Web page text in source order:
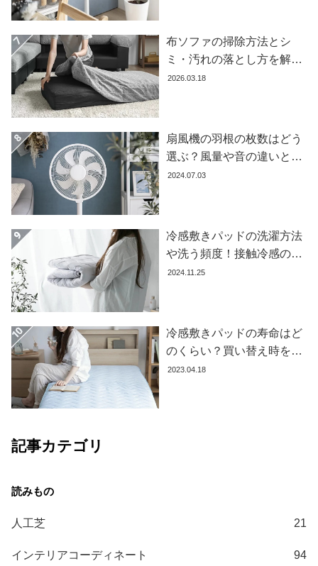
か
ら
探
す
ン
テ
リ
ー
デ
ィ
ネ
か
す
シ
ッ
布ソファの掃除方法とシ
ミ・汚れの落とし方を解説
【自分でできる】
2026.03.18
扇風機の羽根の枚数はどう
選ぶ？風量や音の違いとお
すすめ商品7選
2024.07.03
冷感敷きパッドの洗濯方法
や洗う頻度！接触冷感の効
果を下げないお手入れ方法
2024.11.25
冷感敷きパッドの寿命はど
のくらい？買い替え時を見
極める方法とおすすめ商品
2023.04.18
記事カテゴリ
人工芝 21
インテリアコーディネート 94